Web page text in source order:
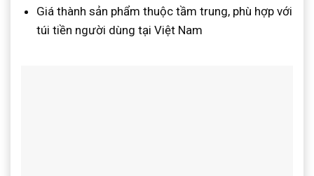
Giá thành sản phẩm thuộc tầm trung, phù hợp với
túi tiền người dùng tại Việt Nam